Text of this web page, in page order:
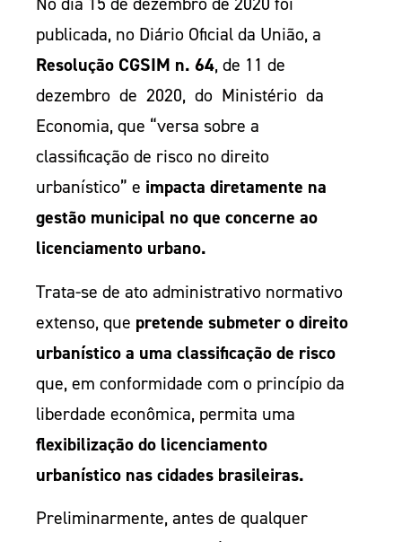
publicada, no Diário Oficial da União, a
Resolução CGSIM n. 64, de 11 de
dezembro de 2020, do Ministério da
Economia, que “versa sobre a
classificação de risco no direito
urbanístico” e impacta diretamente na
gestão municipal no que concerne ao
licenciamento urbano.
Trata-se de ato administrativo normativo
extenso, que pretende submeter o direito
urbanístico a uma classificação de risco
que, em conformidade com o princípio da
liberdade econômica, permita uma
flexibilização do licenciamento
urbanístico nas cidades brasileiras.
Preliminarmente, antes de qualquer